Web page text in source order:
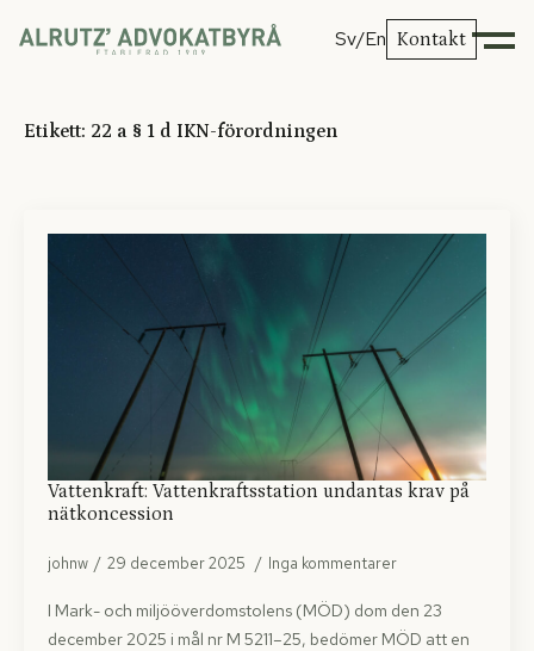
Sv/En Kontakt
Etikett: 22 a § 1 d IKN-förordningen
Vattenkraft: Vattenkraftsstation undantas krav på
nätkoncession
johnw 29 december 2025 Inga kommentarer
I Mark- och miljööverdomstolens (MÖD) dom den 23
december 2025 i mål nr M 5211–25, bedömer MÖD att en